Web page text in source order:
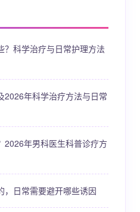
？科学治疗与日常护理方法
2026年科学治疗方法与日常
2026年男科医生科普诊疗方
，日常需要避开哪些诱因